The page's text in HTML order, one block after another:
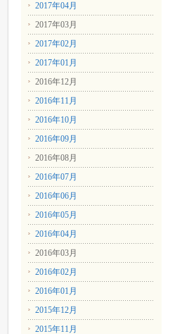
2017年04月
2017年03月
2017年02月
2017年01月
2016年12月
2016年11月
2016年10月
2016年09月
2016年08月
2016年07月
2016年06月
2016年05月
2016年04月
2016年03月
2016年02月
2016年01月
2015年12月
2015年11月